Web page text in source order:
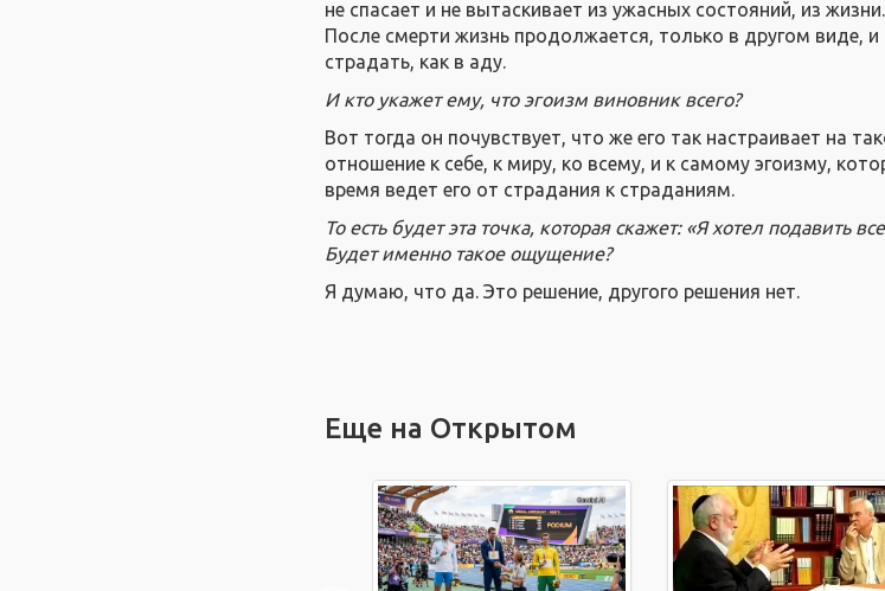
не спасает и не вытаскивает из ужасных состояний, из
После смерти жизнь продолжается, только в другом виде, и
страдать, как в аду.
И кто укажет ему, что эгоизм виновник всего?
Вот тогда он почувствует, что же его так настраивает на
отношение к себе, к миру, ко всему, и к самому эгоизму,
время ведет его от страдания к страданиям.
То есть будет эта точка, которая скажет: «Я хотел подавить
Будет именно такое ощущение?
Я думаю, что да. Это решение, другого решения нет.
Еще на Открытом